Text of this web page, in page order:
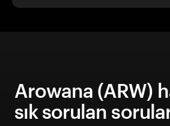
Arowana (ARW)
sık sorulan